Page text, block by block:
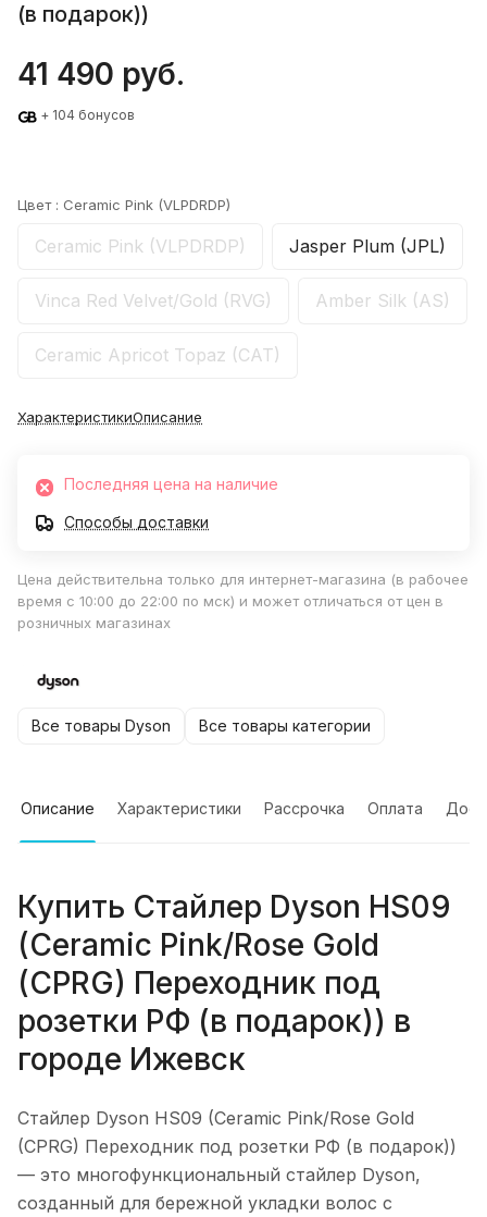
(в подарок))
41 490 руб.
+ 104 бонусов
Цвет : Ceramic Pink (VLPDRDP)
Ceramic Pink (VLPDRDP) Jasper Plum (JPL)
Vinca Red Velvet/Gold (RVG) Amber Silk (AS)
Ceramic Apricot Topaz (CAT)
ХарактеристикиОписание
Последняя цена на наличие
Способы доставки
Цена действительна только для интернет-магазина (в рабочее
время с 10:00 до 22:00 по мск) и может отличаться от цен в
розничных магазинах
Все товары Dyson Все товары категории
Описание Характеристики Рассрочка Оплата
Купить Стайлер Dyson HS09
(Ceramic Pink/Rose Gold
(CPRG) Переходник под
розетки РФ (в подарок)) в
городе Ижевск
Стайлер Dyson HS09 (Ceramic Pink/Rose Gold
(CPRG) Переходник под розетки РФ (в подарок))
— это многофункциональный стайлер Dyson,
созданный для бережной укладки волос с